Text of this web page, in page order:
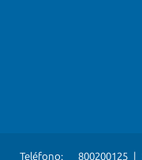
Teléfono: 800200125